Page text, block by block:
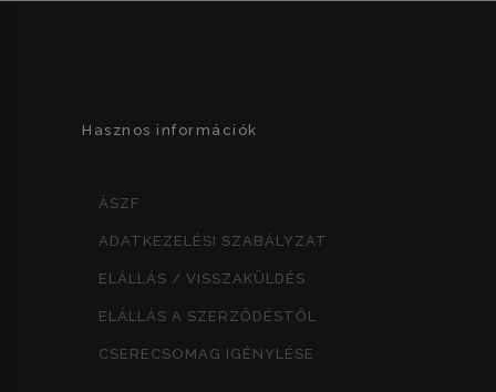
Hasznos információk
ÁSZF
ADATKEZELÉSI SZABÁLYZAT
ELÁLLÁS / VISSZAKÜLDÉS
ELÁLLÁS A SZERZŐDÉSTŐL
CSERECSOMAG IGÉNYLÉSE